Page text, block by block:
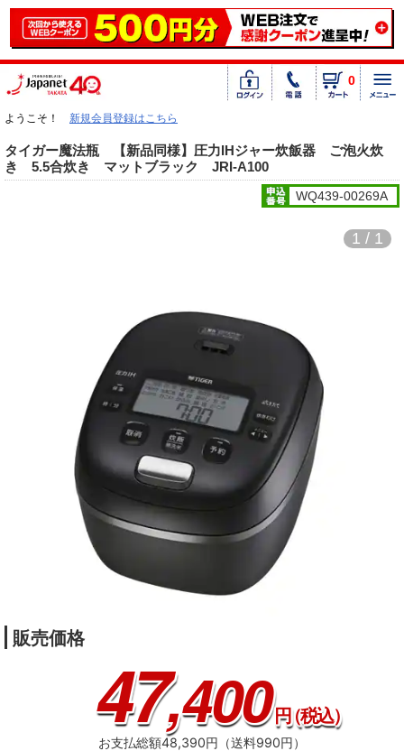
0
ようこそ！ 新規会員登録はこちら
タイガー魔法瓶 【新品同様】圧力IHジャー炊飯器 ご泡火炊
き 5.5合炊き マットブラック JRI-A100
WQ439-00269A
1 / 1
販売価格
47,400円（税込）
お支払総額48,390円（送料990円）